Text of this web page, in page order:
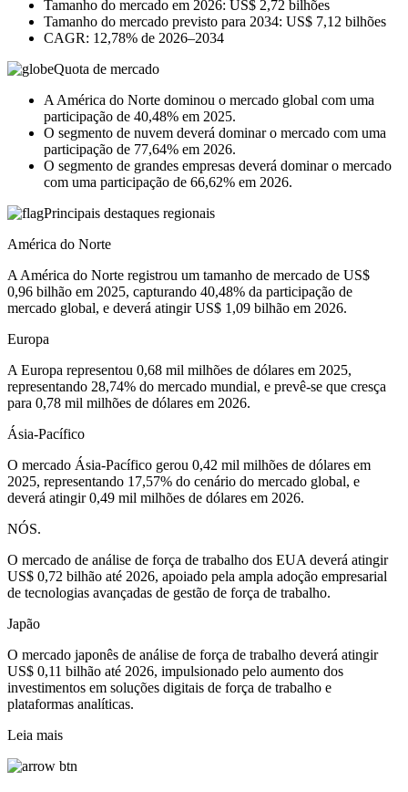
Tamanho do mercado em 2026: US$ 2,72 bilhões
Tamanho do mercado previsto para 2034: US$ 7,12 bilhões
CAGR: 12,78% de 2026–2034
Quota de mercado
A América do Norte dominou o mercado global com uma
participação de 40,48% em 2025.
O segmento de nuvem deverá dominar o mercado com uma
participação de 77,64% em 2026.
O segmento de grandes empresas deverá dominar o mercado
com uma participação de 66,62% em 2026.
Principais destaques regionais
América do Norte
A América do Norte registrou um tamanho de mercado de US$
0,96 bilhão em 2025, capturando 40,48% da participação de
mercado global, e deverá atingir US$ 1,09 bilhão em 2026.
Europa
A Europa representou 0,68 mil milhões de dólares em 2025,
representando 28,74% do mercado mundial, e prevê-se que cresça
para 0,78 mil milhões de dólares em 2026.
Ásia-Pacífico
O mercado Ásia-Pacífico gerou 0,42 mil milhões de dólares em
2025, representando 17,57% do cenário do mercado global, e
deverá atingir 0,49 mil milhões de dólares em 2026.
NÓS.
O mercado de análise de força de trabalho dos EUA deverá atingir
US$ 0,72 bilhão até 2026, apoiado pela ampla adoção empresarial
de tecnologias avançadas de gestão de força de trabalho.
Japão
O mercado japonês de análise de força de trabalho deverá atingir
US$ 0,11 bilhão até 2026, impulsionado pelo aumento dos
investimentos em soluções digitais de força de trabalho e
plataformas analíticas.
Leia mais